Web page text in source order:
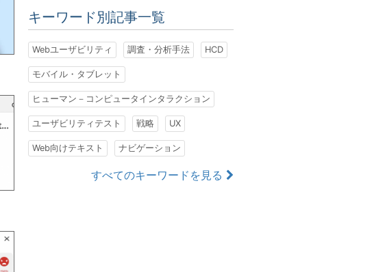
キーワード別記事一覧
Webユーザビリティ 調査・分析手法 HCD
モバイル・タブレット
ヒューマン－コンピュータインタラクション
ユーザビリティテスト 戦略 UX
Web向けテキスト ナビゲーション
すべてのキーワードを見る